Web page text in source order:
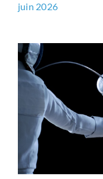
Contact
juin 2026